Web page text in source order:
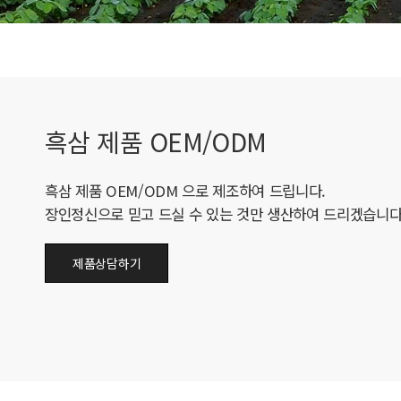
흑삼 제품 OEM/ODM
흑삼 제품 OEM/ODM 으로 제조하여 드립니다.
장인정신으로 믿고 드실 수 있는 것만 생산하여 드리겠습니
제품상담하기